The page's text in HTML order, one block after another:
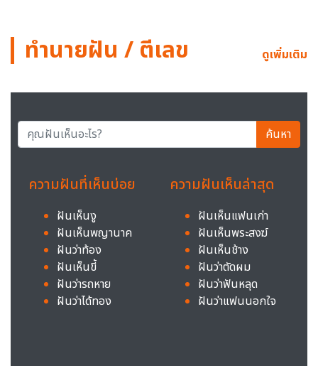
ทำนายฝัน / ตีเลข ดูเพิ่มเติม
ค้นหา
ความฝันที่เห็นบ่อย
ฝันเห็นงู
ฝันเห็นพญานาค
ฝันว่าท้อง
ฝันเห็นขี้
ฝันว่ารถหาย
ฝันว่าได้ทอง
ความฝันเห็นล่าสุด
ฝันเห็นแฟนเก่า
ฝันเห็นพระสงฆ์
ฝันเห็นช้าง
ฝันว่าตัดผม
ฝันว่าฟันหลุด
ฝันว่าแฟนนอกใจ